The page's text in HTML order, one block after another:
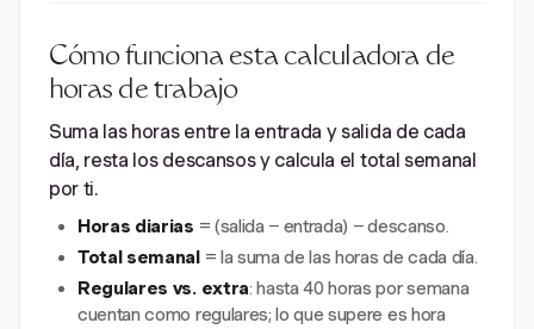
Cómo funciona esta calculadora de
horas de trabajo
Suma las horas entre la entrada y salida de cada
día, resta los descansos y calcula el total semanal
por ti.
Horas diarias = (salida − entrada) − descanso.
Total semanal= la suma de las horas de cada día.
Regulares vs. extra: hasta 40 horas por semana
cuentan como regulares; lo que supere es hora